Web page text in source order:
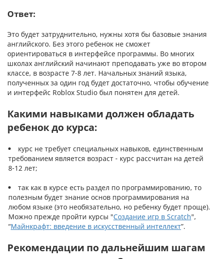
Ответ:
Это будет затруднительно, нужны хотя бы базовые знания
английского. Без этого ребенок не сможет
ориентироваться в интерфейсе программы. Во многих
школах английский начинают преподавать уже во втором
классе, в возрасте 7-8 лет. Начальных знаний языка,
полученных за один год будет достаточно, чтобы обучение
и интерфейс Roblox Studio был понятен для детей.
Какими навыками должен обладать
ребенок до курса:
курс не требует специальных навыков, единственным
требованием является возраст - курс рассчитан на детей
8-12 лет;
так как в курсе есть раздел по программированию, то
полезным будет знание основ программирования на
любом языке (это необязательно, но ребенку будет проще).
Можно прежде пройти курсы "Создание игр в Scratch",
“Майнкрафт: введение в искусственный интеллект”.
Рекомендации по дальнейшим шагам